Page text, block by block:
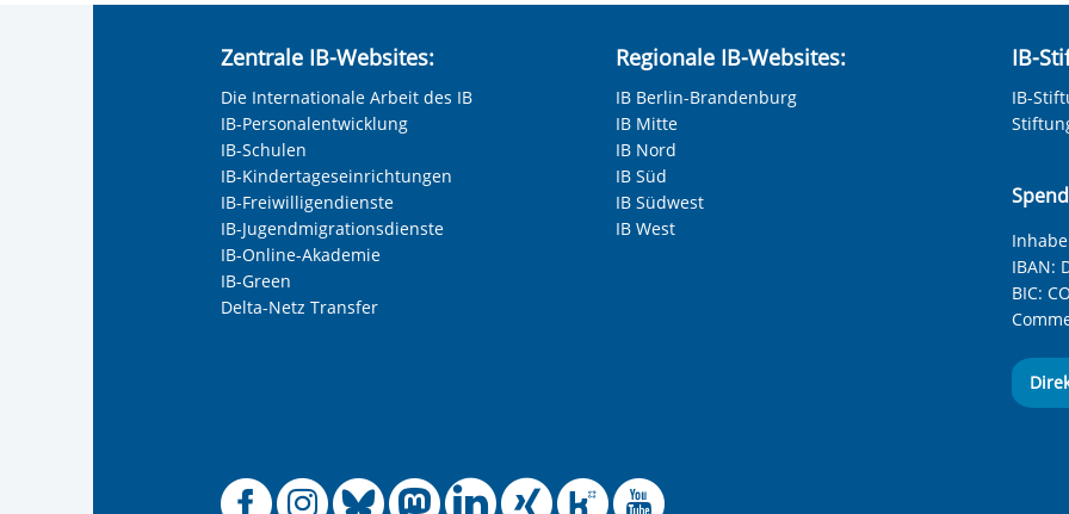
Keine Angabe
Frau
Herr
Neutrale Anrede
Unternehmen
Nachname, Vorname
Zentrale IB-Websites:
Die Internationale Arbeit des IB
IB-Personalentwicklung
IB-Schulen
IB-Kindertageseinrichtungen
IB-Freiwilligendienste
IB-Jugendmigrationsdienste
IB-Online-Akademie
IB-Green
Delta-Netz Transfer
Regionale IB-Websites:
IB Berlin-Brandenburg
IB Mitte
IB Nord
IB Süd
IB Südwest
IB West
IB-
IB-
IBAN:
BIC: